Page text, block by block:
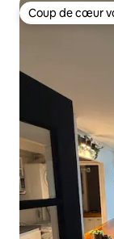
Coup de cœur
Coup de cœur